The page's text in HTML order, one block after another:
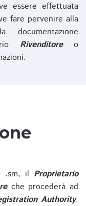
essere effettuata
fare pervenire alla
Rivenditoreo
.sm, il Proprietario
che procederà ad
Authority.